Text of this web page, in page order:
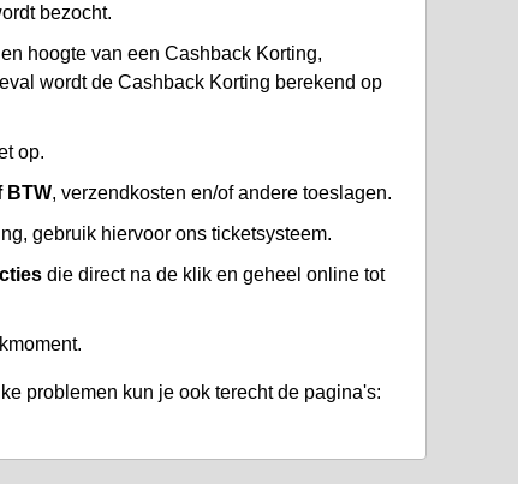
bezocht.
hoogte van een Cashback Korting,
wordt de Cashback Korting berekend op
op.
BTW, verzendkosten en/of andere toeslagen.
gebruik hiervoor ons ticketsysteem.
die direct na de klik en geheel online tot
problemen kun je ook terecht de pagina's: